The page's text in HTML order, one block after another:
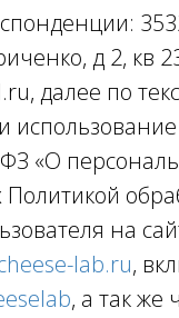
д 2, кв
далее по
«О
на
lab.ru,
, а так же